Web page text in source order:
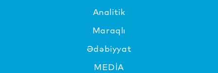
Analitik
Maraqlı
Ədəbiyyat
MEDİA